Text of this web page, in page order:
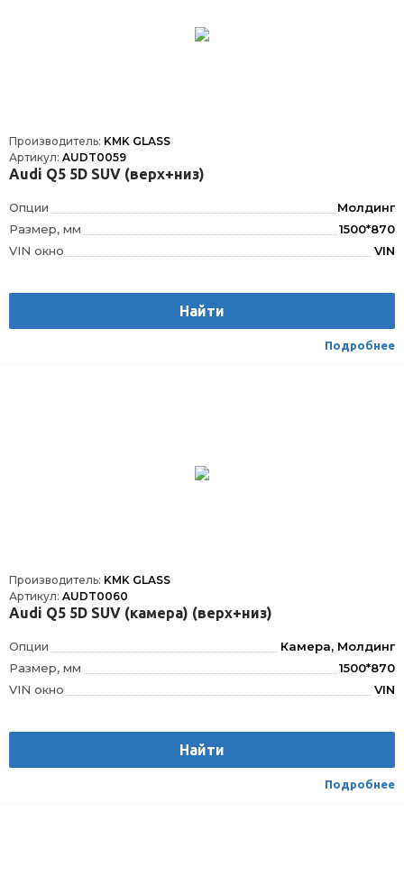
Производитель: KMK GLASS
Артикул: AUDT0059
Audi Q5 5D SUV (верх+низ)
Опции
Молдинг
Размер, мм
1500*870
VIN окно
VIN
Датчик дождя
ДД
Найти
Подробнее
Производитель: KMK GLASS
Артикул: AUDT0060
Audi Q5 5D SUV (камера) (верх+низ)
Опции
Камера, Молдинг
Размер, мм
1500*870
VIN окно
VIN
Датчик дождя
ДД
Найти
Подробнее